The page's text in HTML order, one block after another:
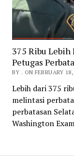
375 Ribu
Petugas
BY . ON FEBRUARY
Lebih dari 375
melintasi
perbatasan
Washington